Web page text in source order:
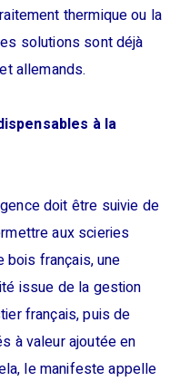
thermique ou la
solutions sont déjà
allemands.
à la
doit être suivie de
aux scieries
bois français, une
issue de la gestion
français, puis de
à valeur ajoutée en
le manifeste appelle